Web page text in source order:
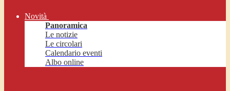
Novità
Panoramica
Le notizie
Le circolari
Calendario eventi
Albo online